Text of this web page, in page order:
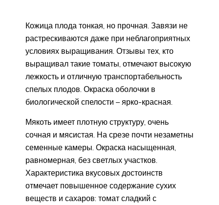
Кожица плода тонкая, но прочная. Завязи не
растрескиваются даже при неблагоприятных
условиях выращивания. Отзывы тех, кто
выращивал такие томаты, отмечают высокую
лежкость и отличную транспортабельность
спелых плодов. Окраска оболочки в
биологической спелости – ярко-красная.
Мякоть имеет плотную структуру, очень
сочная и мясистая. На срезе почти незаметны
семенные камеры. Окраска насыщенная,
равномерная, без светлых участков.
Характеристика вкусовых достоинств
отмечает повышенное содержание сухих
веществ и сахаров: томат сладкий с